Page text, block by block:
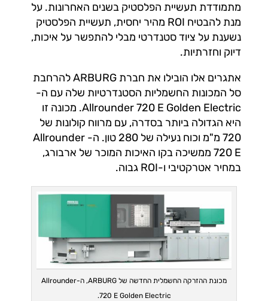
מתמודדת תעשיית הפלסטיק בשנים האחרונות. על
מנת להבטיח ROI מהיר יחסית, תעשיית הפלסטיק
נשענת על ציוד סטנדרטי מבלי להתפשר על איכות,
דיוק וחזרתיות.
אתגרים אלו הובילו את חברת ARBURG להרחבת
סל המכונות החשמליות הסטנדרטיות שלה עם ה-
Allrounder 720 E Golden Electric. מכונה זו
היא הגדולה ביותר בסדרה, עם מרווח קולונות של
720 מ"מ וכוח נעילה של 280 טון. ה- Allrounder
720 E ממשיכה בקו האיכות המוכר של ארבורג,
במחיר אטרקטיבי ו-ROI גבוה.
מכונת ההזרקה החשמלית החדשה של ARBURG, ה-Allrounder
720 E Golden Electric.